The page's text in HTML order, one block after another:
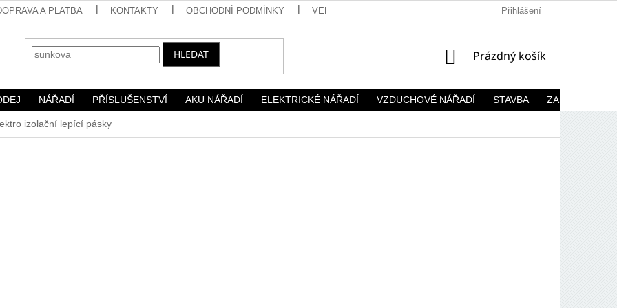
A PLATBA KONTAKTY OBCHODNÍ PODMÍNKY VELKOOBCHOD Přihlášení
HLEDAT
NÁKUPNÍ
Prázdný košík
NÁŘADÍ PŘÍSLUŠENSTVÍ AKU NÁŘADÍ ELEKTRICKÉ NÁŘADÍ VZDUCHOVÉ NÁŘADÍ STAVBA ZAHRADA
izolační lepící pásky